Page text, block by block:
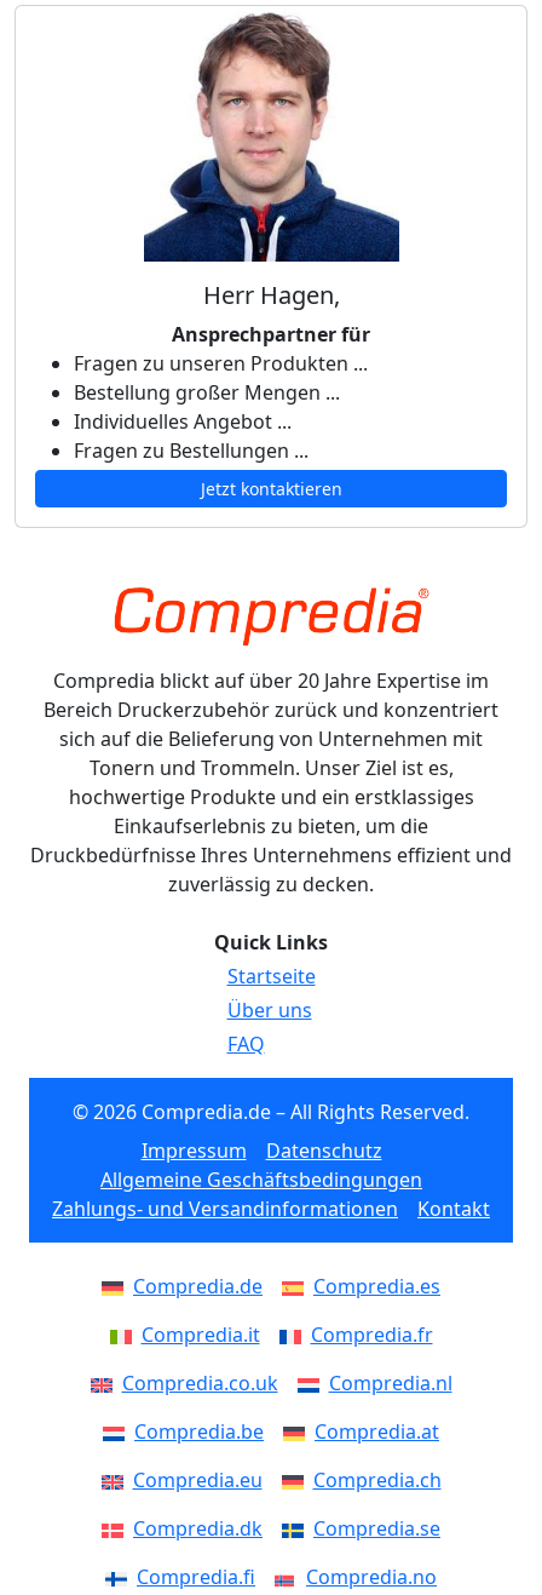
Herr Hagen,
Ansprechpartner für
Fragen zu unseren Produkten ...
Bestellung großer Mengen ...
Individuelles Angebot ...
Fragen zu Bestellungen ...
Jetzt kontaktieren
Compredia blickt auf über 20 Jahre Expertise im
Bereich Druckerzubehör zurück und konzentriert
sich auf die Belieferung von Unternehmen mit
Tonern und Trommeln. Unser Ziel ist es,
hochwertige Produkte und ein erstklassiges
Einkaufserlebnis zu bieten, um die
Druckbedürfnisse Ihres Unternehmens effizient und
zuverlässig zu decken.
Quick Links
Startseite
Über uns
FAQ
© 2026 Compredia.de – All Rights Reserved.
Impressum
Datenschutz
Allgemeine Geschäftsbedingungen
Zahlungs- und Versandinformationen
Kontakt
Compredia.de
Compredia.es
Compredia.it
Compredia.fr
Compredia.co.uk
Compredia.nl
Compredia.be
Compredia.at
Compredia.eu
Compredia.ch
Compredia.dk
Compredia.se
Compredia.fi
Compredia.no